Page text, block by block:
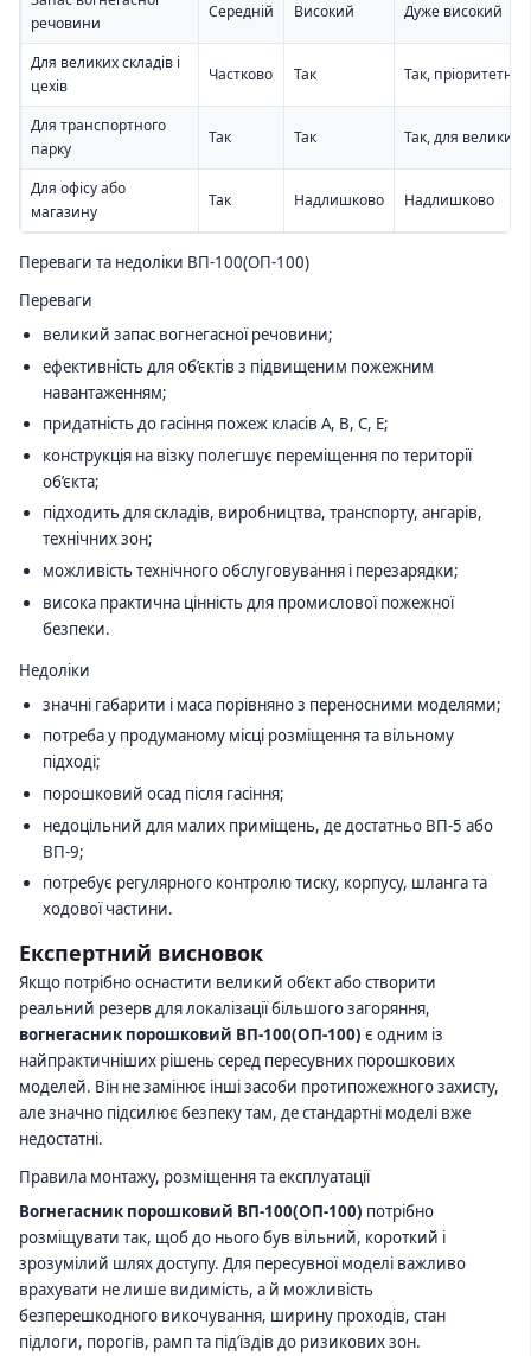
речовини
Середній Високий Дуже високий
Для великих складів і
цехів
Частково Так Так, пріоритетно
Для транспортного
парку
Так Так Так, для великих
Для офісу або
магазину
Так Надлишково Надлишково
Переваги та недоліки ВП-100(ОП-100)
Переваги
великий запас вогнегасної речовини;
ефективність для об’єктів з підвищеним пожежним
навантаженням;
придатність до гасіння пожеж класів A, B, C, E;
конструкція на візку полегшує переміщення по території
об’єкта;
підходить для складів, виробництва, транспорту, ангарів,
технічних зон;
можливість технічного обслуговування і перезарядки;
висока практична цінність для промислової пожежної
безпеки.
Недоліки
значні габарити і маса порівняно з переносними моделями;
потреба у продуманому місці розміщення та вільному
підході;
порошковий осад після гасіння;
недоцільний для малих приміщень, де достатньо ВП-5 або
ВП-9;
потребує регулярного контролю тиску, корпусу, шланга та
ходової частини.
Експертний висновок
Якщо потрібно оснастити великий об’єкт або створити
реальний резерв для локалізації більшого загоряння,
вогнегасник порошковий ВП-100(ОП-100) є одним із
найпрактичніших рішень серед пересувних порошкових
моделей. Він не замінює інші засоби протипожежного захисту,
але значно підсилює безпеку там, де стандартні моделі вже
недостатні.
Правила монтажу, розміщення та експлуатації
Вогнегасник порошковий ВП-100(ОП-100) потрібно
розміщувати так, щоб до нього був вільний, короткий і
зрозумілий шлях доступу. Для пересувної моделі важливо
врахувати не лише видимість, а й можливість
безперешкодного викочування, ширину проходів, стан
підлоги, порогів, рамп та під’їздів до ризикових зон.